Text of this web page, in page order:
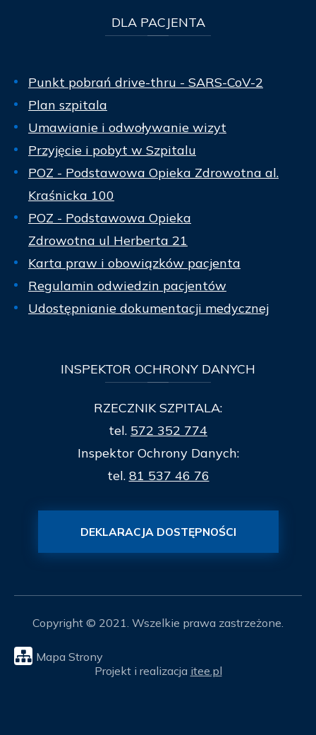
DLAPACJENTA
Punkt pobrań drive-thru - SARS-CoV-2
Plan szpitala
Umawianie i odwoływanie wizyt
Przyjęcie i pobyt w Szpitalu
POZ - Podstawowa Opieka Zdrowotna al.
Kraśnicka 100
POZ - Podstawowa Opieka
Zdrowotna ul Herberta 21
Karta praw i obowiązków pacjenta
Regulamin odwiedzin pacjentów
Udostępnianie dokumentacji medycznej
INSPEKTOR OCHRONY DANYCH
RZECZNIK SZPITALA:
tel. 572 352 774
Inspektor Ochrony Danych:
tel. 81 537 46 76
DEKLARACJA DOSTĘPNOŚCI
Copyright © 2021. Wszelkie prawa zastrzeżone.
Mapa Strony
Projekt i realizacja itee.pl